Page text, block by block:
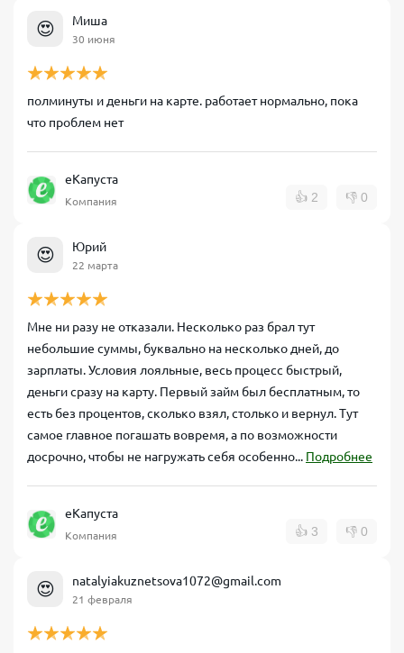
😍 Миша
30 июня
полминуты и деньги на карте. работает нормально, пока
что проблем нет
еКапуста
Компания 👍 2 👎 0
😍 Юрий
22 марта
Мне ни разу не отказали. Несколько раз брал тут
небольшие суммы, буквально на несколько дней, до
зарплаты. Условия лояльные, весь процесс быстрый,
деньги сразу на карту. Первый займ был бесплатным, то
есть без процентов, сколько взял, столько и вернул. Тут
самое главное погашать вовремя, а по возможности
досрочно, чтобы не нагружать себя особенно... Подробнее
еКапуста
Компания 👍 3 👎 0
😍 natalyiakuznetsova1072@gmail.com
21 февраля